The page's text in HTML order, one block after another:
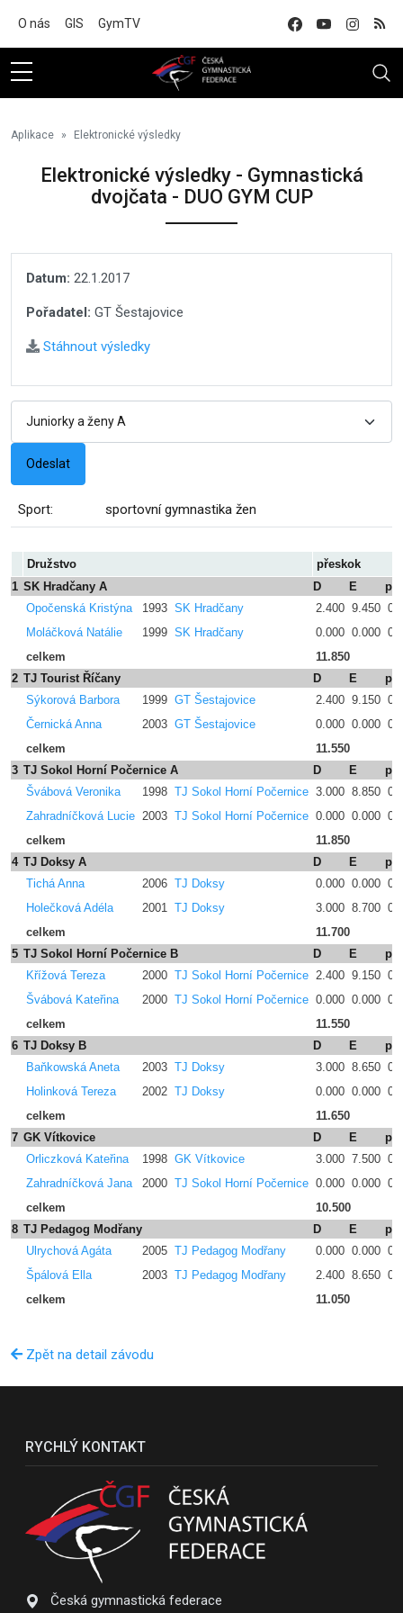
O nás GIS GymTV
Aplikace Elektronické výsledky
Elektronické výsledky - Gymnastická
dvojčata - DUO GYM CUP
Datum: 22.1.2017
Pořadatel: GT Šestajovice
Stáhnout výsledky
Sport: sportovní gymnastika žen
Družstvo
přeskok
1 SK Hradčany A D E
Opočenská Kristýna
1993 SK Hradčany 2.400 9.450
Moláčková Natálie
1999 SK Hradčany 0.000 0.000
celkem
11.850
2 TJ Tourist Říčany D E
Sýkorová Barbora
1999 GT Šestajovice 2.400 9.150
Černická Anna
2003 GT Šestajovice 0.000 0.000
celkem
11.550
3 TJ Sokol Horní Počernice A D E
Švábová Veronika
1998 TJ Sokol Horní Počernice 3.000 8.850
Zahradníčková Lucie 2003 TJ Sokol Horní Počernice 0.000 0.000
celkem
11.850
4 TJ Doksy A D E
Tichá Anna
2006 TJ Doksy 0.000 0.000
Holečková Adéla
2001 TJ Doksy 3.000 8.700
celkem
11.700
5 TJ Sokol Horní Počernice B D E
Křížová Tereza
2000 TJ Sokol Horní Počernice 2.400 9.150
Švábová Kateřina
2000 TJ Sokol Horní Počernice 0.000 0.000
celkem
11.550
6 TJ Doksy B D E
Baňkowská Aneta
2003 TJ Doksy 3.000 8.650
Holinková Tereza
2002 TJ Doksy 0.000 0.000
celkem
11.650
7 GK Vítkovice D E
Orliczková Kateřina
1998 GK Vítkovice 3.000 7.500
Zahradníčková Jana
2000 TJ Sokol Horní Počernice 0.000 0.000
celkem
10.500
8 TJ Pedagog Modřany D E
Ulrychová Agáta
2005 TJ Pedagog Modřany 0.000 0.000
Špálová Ella
2003 TJ Pedagog Modřany 2.400 8.650
celkem
11.050
Zpět na detail závodu
RYCHLÝ KONTAKT
Česká gymnastická federace